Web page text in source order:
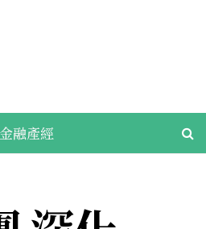
金融產經